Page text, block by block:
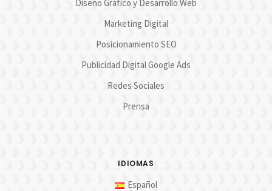
Diseño Gráfico y Desarrollo Web
Marketing Digital
Posicionamiento SEO
Publicidad Digital Google Ads
Redes Sociales
Prensa
IDIOMAS
Español